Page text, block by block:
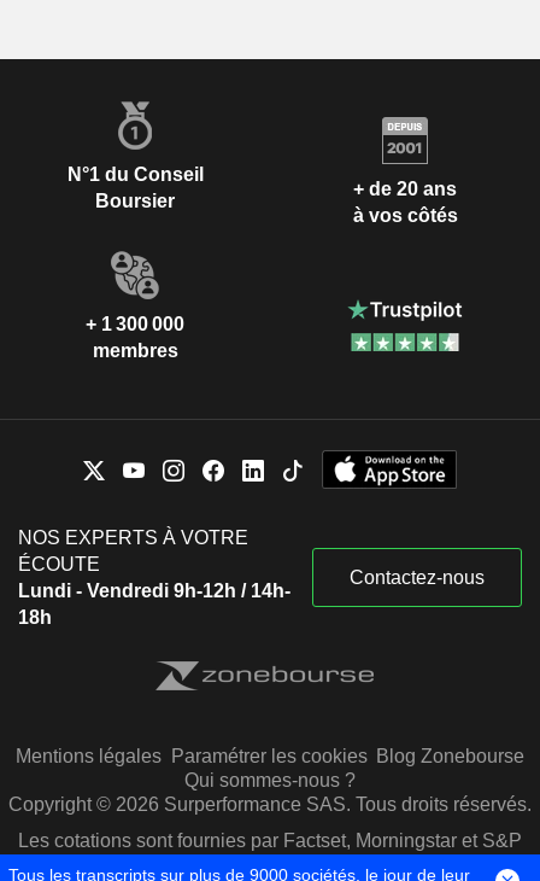
N°1 du Conseil
Boursier
+ de 20 ans
à vos côtés
+ 1 300 000
membres
NOS EXPERTS À VOTRE
ÉCOUTE
Lundi - Vendredi 9h-12h / 14h-
18h
Contactez-nous
Mentions légales Paramétrer les cookies Blog Zonebourse
Qui sommes-nous ?
Copyright © 2026 Surperformance SAS. Tous droits réservés.
Les cotations sont fournies par Factset, Morningstar et S&P
Capital IQ
Tous les transcripts sur plus de 9000 sociétés, le jour de leur